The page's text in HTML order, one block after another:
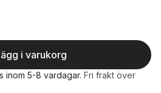
i varukorg
inom 5-8 vardagar. Fri frakt över